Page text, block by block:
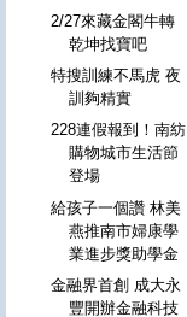
2/27來藏金閣牛轉
乾坤找寶吧
特搜訓練不馬虎 夜
訓夠精實
228連假報到！南紡
購物城市生活節
登場
給孩子一個讚 林美
燕推南市婦康學
業進步獎助學金
金融界首創 成大永
豐開辦金融科技